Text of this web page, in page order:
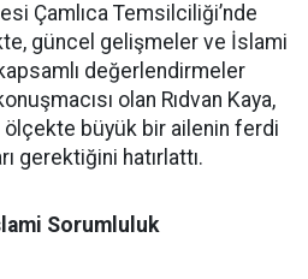
Çamlıca Temsilciliği’nde
güncel gelişmeler ve İslami
değerlendirmeler
olan Rıdvan Kaya,
ölçekte büyük bir ailenin ferdi
gerektiğini hatırlattı.
Sorumluluk